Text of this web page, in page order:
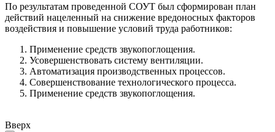
По результатам проведенной СОУТ был сформирован план
действий нацеленный на снижение вредоносных факторов
воздействия и повышение условий труда работников:
Применение средств звукопоглощения.
Усовершенствовать систему вентиляции.
Автоматизация производственных процессов.
Совершенствование технологического процесса.
Применение средств звукопоглощения.
Вверх